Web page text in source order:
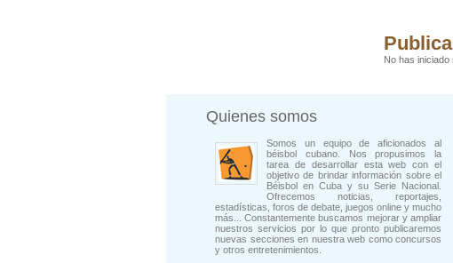
No has
Quienes somos
Somos un equipo de aficionados al
béisbol cubano. Nos propusimos la
tarea de desarrollar esta web con el
objetivo de brindar información sobre el
Béisbol en Cuba y su Serie Nacional.
Ofrecemos noticias, reportajes,
estadísticas, foros de debate, juegos online y mucho
más... Constantemente buscamos mejorar y ampliar
nuestros servicios por lo que pronto publicaremos
nuevas secciones en nuestra web como concursos
y otros entretenimientos.